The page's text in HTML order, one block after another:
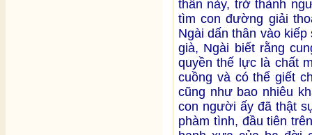
thần này, trở thành
tìm con đường giải
Ngài dấn thân vào
già, Ngài biết rằng
quyền thế lực là chất
cuồng và có thể giết
cũng như bao nhiêu
con người ấy đã thật
phàm tình, đầu tiên